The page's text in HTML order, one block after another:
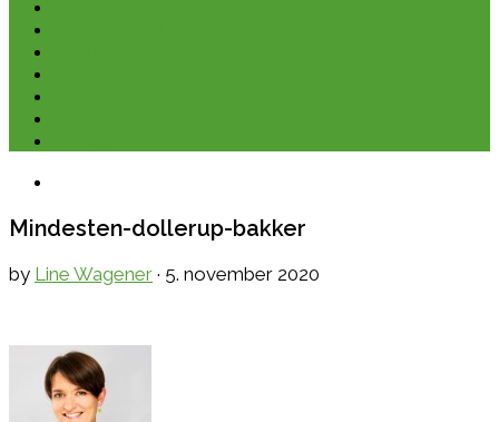
Mindesten-dollerup-bakker
by Line Wagener · 5. november 2020